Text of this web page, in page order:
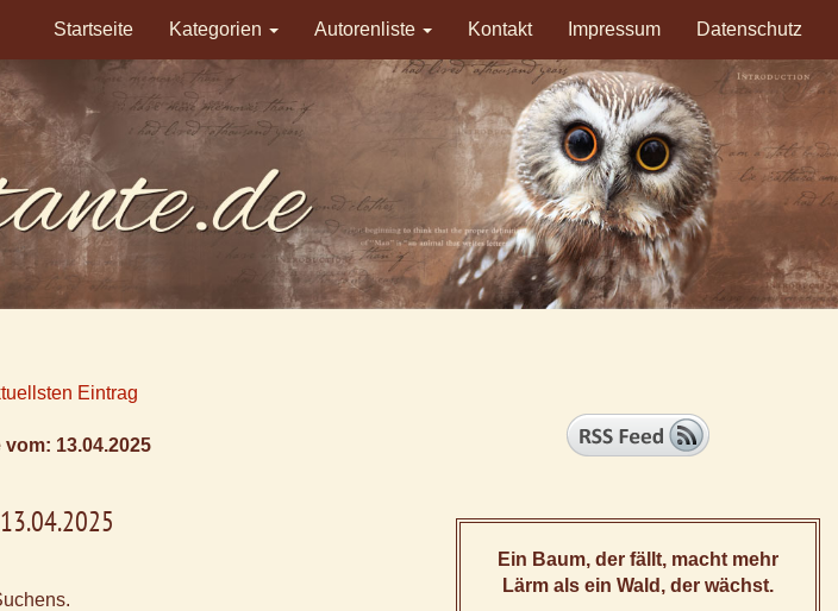
Startseite Kategorien Autorenliste Kontakt Impressum Datenschutz
Eintrag
vom: 13.04.2025
Ein Baum, der fällt, macht mehr
Lärm als ein Wald, der wächst.